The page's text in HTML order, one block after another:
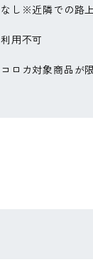
なし※近隣での路
利用不可
コロカ対象商品が